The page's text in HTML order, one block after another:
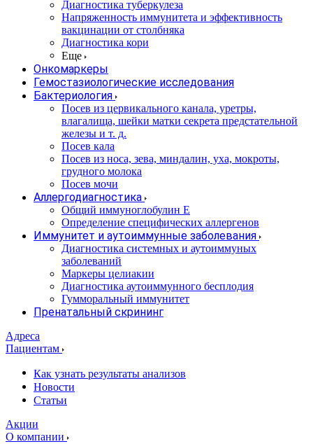
Диагностика туберкулеза
Напряженность иммунитета и эффективность
вакцинации от столбняка
Диагностика кори
Еще
Онкомаркеры
Гемостазиологические исследования
Бактериология
Посев из цервикального канала, уретры,
влагалища, шейки матки секрета предстательной
железы и т. д.
Посев кала
Посев из носа, зева, миндалин, уха, мокроты,
грудного молока
Посев мочи
Аллергодиагностика
Общий иммуноглобулин Е
Определение специфических аллергенов
Иммунитет и аутоиммунные заболевания
Диагностика системных и аутоиммуных
заболеваний
Маркеры целиакии
Диагностика аутоиммунного бесплодия
Гумморальный иммунитет
Пренатальный скрининг
Адреса
Пациентам
Как узнать результаты анализов
Новости
Статьи
Акции
О компании